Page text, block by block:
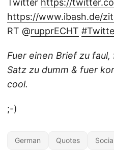
Twitter https://
https://www.ibash.de/
RT @rupprECHT
Fuer einen Brief zu
Satz zu dumm & fuer
cool.
;-)
German Quotes